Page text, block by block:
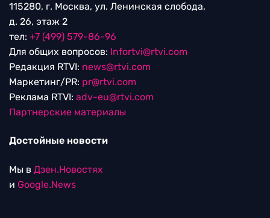
115280, г. Москва, ул. Ленинская слобода,
д. 26, этаж 2
тел: +7 (499) 579-86-96
Для общих вопросов: Infortvi@rtvi.com
Редакция RTVI: news@rtvi.com
Маркетинг/PR: pr@rtvi.com
Реклама RTVI: adv-eu@rtvi.com
Партнерские материалы
Достойные новости
Мы в Дзен.Новостях
и Google.News